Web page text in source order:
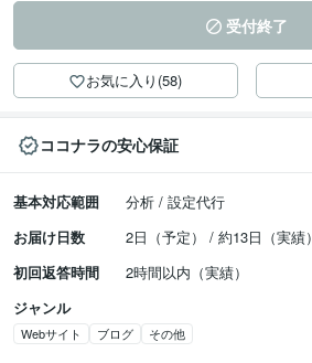
受付終了
お気に入り(58)
ココナラの安心保証
基本対応範囲
分析 / 設定代行
お届け日数
2日（予定） / 約13日（実績）
初回返答時間
2時間以内（実績）
ジャンル
Webサイト ブログ その他